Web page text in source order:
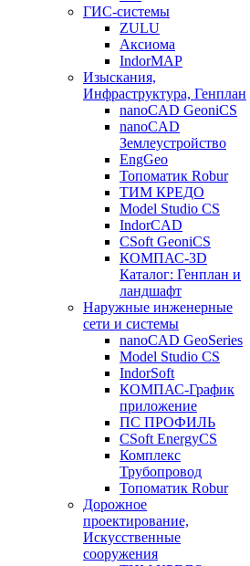
ГИС-системы
ZULU
Аксиома
IndorMAP
Изыскания,
Инфраструктура, Генплан
nanoCAD GeoniCS
nanoCAD
Землеустройство
EngGeo
Топоматик Robur
ТИМ КРЕДО
Model Studio CS
IndorCAD
CSoft GeoniCS
КОМПАС-3D
Каталог: Генплан и
ландшафт
Наружные инженерные
сети и системы
nanoCAD GeoSeries
Model Studio CS
IndorSoft
КОМПАС-График
приложение
ПС ПРОФИЛЬ
CSoft EnergyCS
Комплекс
Трубопровод
Топоматик Robur
Дорожное
проектирование,
Искусственные
сооружения